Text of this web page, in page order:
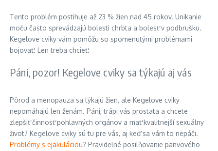
Tento problém postihuje až 23 % žien nad 45 rokov. Unikanie
moču často sprevádzajú bolesti chrbta a bolesť v podbrušku.
Kegelove cviky vám pomôžu so spomenutými problémami
bojovať. Len treba chcieť.
Páni, pozor! Kegelove cviky sa týkajú aj vás
Pôrod a menopauza sa týkajú žien, ale Kegelove cviky
nepomáhajú len ženám. Páni, trápi vás prostata a chcete
zlepšiť činnosť pohlavných orgánov a mať kvalitnejší sexuálny
život? Kegelove cviky sú tu pre vás, aj keď sa vám to nepáči.
Problémy s ejakuláciou? Pravidelné posilňovanie panvového